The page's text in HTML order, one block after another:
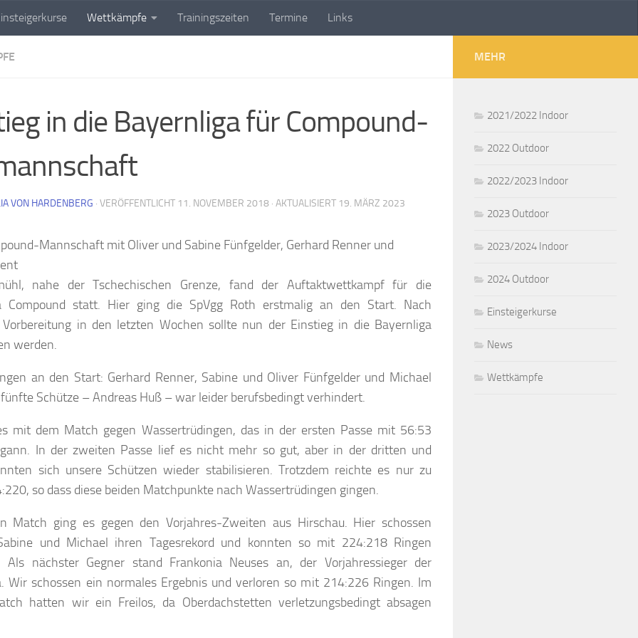
Wettkämpfe Trainingszeiten Termine Links
in die Bayernliga für Compound-
VON HARDENBERG · VERÖFFENTLICHT 11. NOVEMBER 2018 · AKTUALISIERT 19. MÄRZ 2023
nahe der Tschechischen Grenze, fand der Auftaktwettkampf für die
Compound statt. Hier ging die SpVgg Roth erstmalig an den Start. Nach
in den letzten Wochen sollte nun der Einstieg in die Bayernliga
werden.
an den Start: Gerhard Renner, Sabine und Oliver Fünfgelder und Michael
Schütze – Andreas Huß – war leider berufsbedingt verhindert.
mit dem Match gegen Wassertrüdingen, das in der ersten Passe mit 56:53
In der zweiten Passe lief es nicht mehr so gut, aber in der dritten und
sich unsere Schützen wieder stabilisieren. Trotzdem reichte es nur zu
so dass diese beiden Matchpunkte nach Wassertrüdingen gingen.
Match ging es gegen den Vorjahres-Zweiten aus Hirschau. Hier schossen
und Michael ihren Tagesrekord und konnten so mit 224:218 Ringen
Als nächster Gegner stand Frankonia Neuses an, der Vorjahressieger der
Wir schossen ein normales Ergebnis und verloren so mit 214:226 Ringen. Im
hatten wir ein Freilos, da Oberdachstetten verletzungsbedingt absagen
MEHR
2021/2022 Indoor
2022 Outdoor
2022/2023 Indoor
2023 Outdoor
2023/2024 Indoor
2024 Outdoor
Einsteigerkurse
News
Wettkämpfe